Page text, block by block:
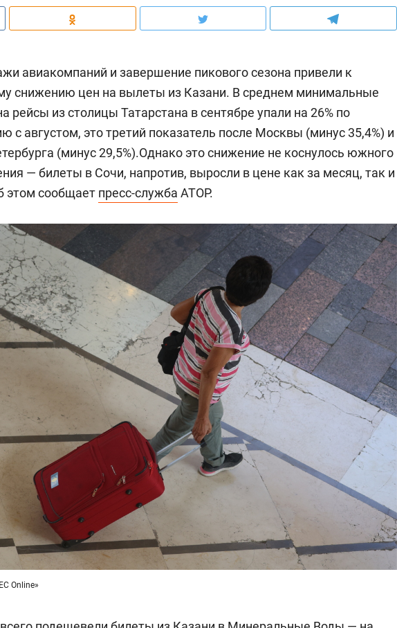
авиакомпаний и завершение пикового сезона привели к
снижению цен на вылеты из Казани. В среднем минимальные
рейсы из столицы Татарстана в сентябре упали на 26% по
с августом, это третий показатель после Москвы (минус 35,4%) и
(минус 29,5%).Однако это снижение не коснулось южного
— билеты в Сочи, напротив, выросли в цене как за месяц, так и
этом сообщает пресс-служба АТОР.
Online»